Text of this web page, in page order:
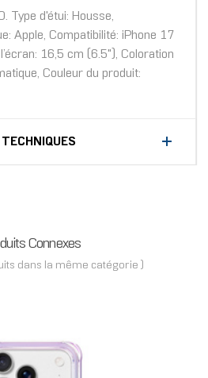
Type d'étui: Housse,
Apple, Compatibilité: iPhone 17
16,5 cm (6.5"), Coloration
Couleur du produit:
Connexes
dans la même catégorie )